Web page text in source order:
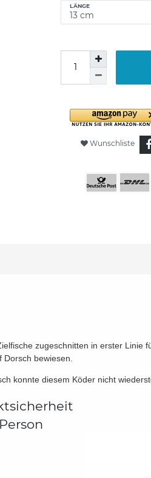
LÄNGE
Wunschliste
zugeschnitten in erster Linie
bewiesen.
konnte diesem Köder nicht